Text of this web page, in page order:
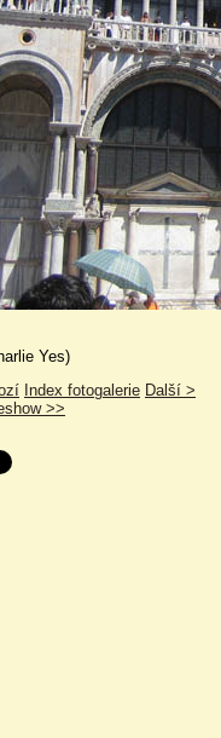
Yes)
Index fotogalerie Další >
>>